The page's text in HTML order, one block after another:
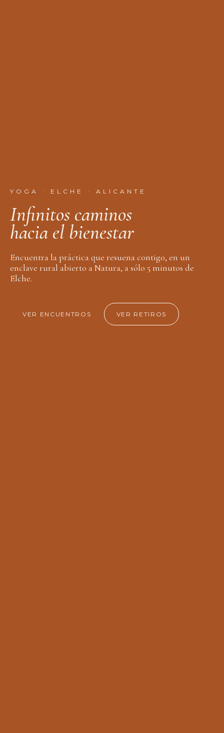
YOGA · ELCHE · ALICANTE
Infnitos caminos
hacia el bienestar
Encuentra la práctica que resuena contigo, en un
enclave rural abierto a Natura, a sólo 5 minutos de
Elche.
VER ENCUENTROS VER RETIROS